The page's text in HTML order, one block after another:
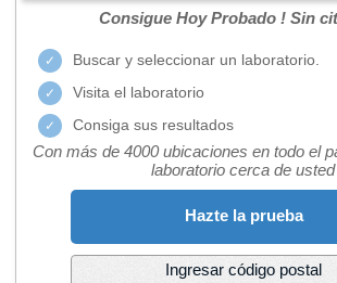
Consigue Hoy Probado ! Sin
Buscar y seleccionar un laboratorio.
Visita el laboratorio
Consiga sus resultados
Con más de 4000 ubicaciones en todo el
laboratorio cerca de usted
Hazte la prueba
Ingresar código postal